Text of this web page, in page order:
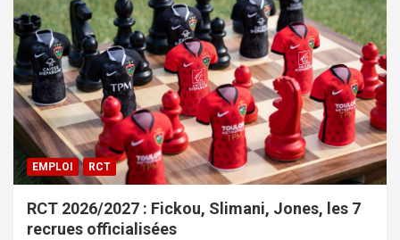
EMPLOI RCT
RCT 2026/2027 : Fickou, Slimani, Jones, les 7
recrues officialisées